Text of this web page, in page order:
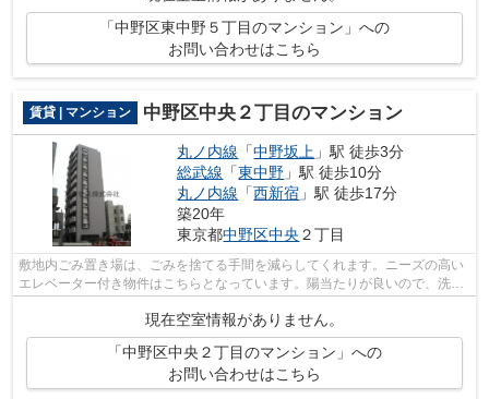
「中野区東中野５丁目のマンション」への
お問い合わせはこちら
賃貸 | マンション 中野区中央２丁目のマンション
丸ノ内線 「中野坂上 」駅 徒歩3分
総武線 「東中野 」駅 徒歩10分
丸ノ内線 「西新宿 」駅 徒歩17分
築20年
東京都中野区中央 ２丁目
敷地内ごみ置き場は、ごみを捨てる手間を減らしてくれます。ニーズの高い
エレベーター付き物件はこちらとなっています。陽当たりが良いので、洗濯
物も早く乾きます。独創的なデザイナ...
現在空室情報がありません。
「中野区中央２丁目のマンション」への
お問い合わせはこちら